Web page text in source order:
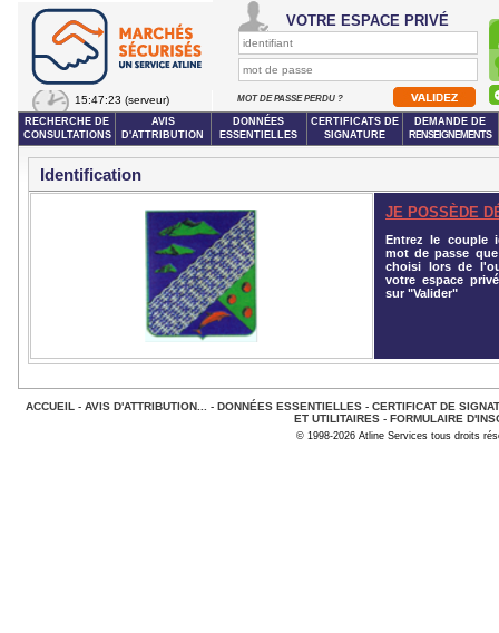
15:47:23 (serveur)
VOTRE ESPACE PRIVÉ
MOT DE PASSE PERDU ?
RECHERCHE DE
CONSULTATIONS
AVIS
D'ATTRIBUTION
DONNÉES
ESSENTIELLES
CERTIFICATS DE
SIGNATURE
DEMANDE DE
RENSEIGNEMENTS
Identification
JE POSSÈDE
Entrez le couple
mot de passe
choisi lors de
votre espace
sur "Valider"
ACCUEIL - AVIS D'ATTRIBUTION... - DONNÉES ESSENTIELLES- CERTIFICAT DE
ET UTILITAIRES - FORMULAIRE
© 1998-2026 Atline Services tous droits